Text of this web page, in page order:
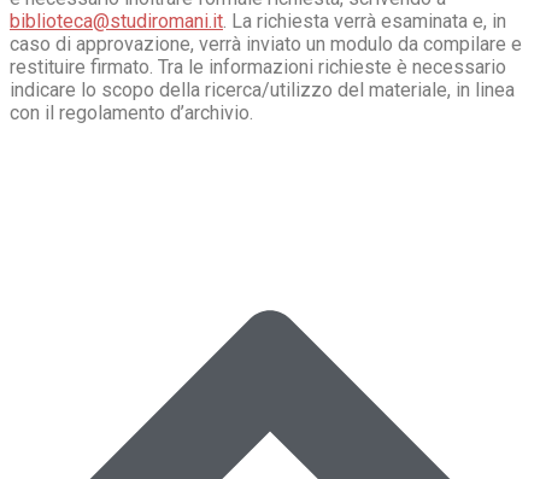
biblioteca@studiromani.it. La richiesta verrà esaminata e, in
caso di approvazione, verrà inviato un modulo da compilare e
restituire firmato. Tra le informazioni richieste è necessario
indicare lo scopo della ricerca/utilizzo del materiale, in linea
con il regolamento d’archivio.